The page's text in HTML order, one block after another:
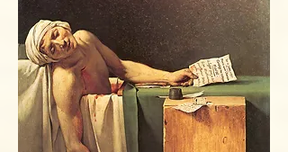
dışavurumlarını çocukluk
dönemimize benzetir.
Çocukluk dönemindeen ciddiye
alınan etkinliktir“oyun”. Kendi
gözlemlerimizden de bildiğimiz gibi,
oyun sırasında çocuk, gerçek
dünyanın nesnelerini alır, onları